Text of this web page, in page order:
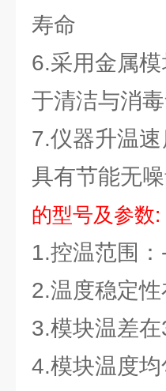
寿命
6.采用金属
于清洁与消
7.仪器升温
具有节能无
的型号及参数
1.控温范围
2.温度稳
3.模块温差
4.模块温度